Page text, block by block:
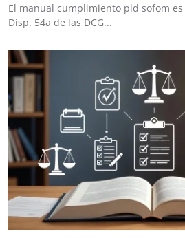
El manual cumplimiento pld sofom
Disp. 54a de las DCG...